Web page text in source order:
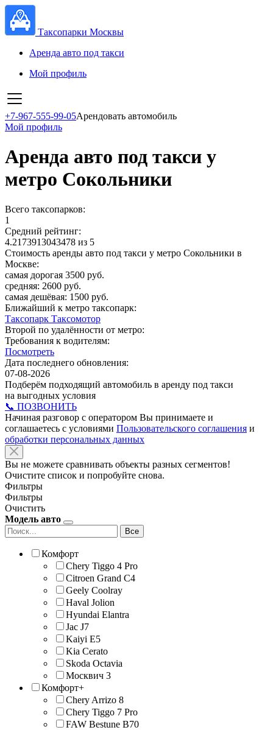
Таксопарки Москвы
Аренда авто под такси
Мой профиль
+7-967-555-99-05Арендовать автомобиль
Мой профиль
Аренда авто под такси у
метро Сокольники
Всего таксопарков:
1
Средний рейтинг:
4.2173913043478 из 5
Стоимость аренды авто под такси у метро Сокольники в
Москве:
самая дорогая 3500 руб.
средняя: 2600 руб.
самая дешёвая: 1500 руб.
Ближайший к метро таксопарк:
Таксопарк Таксомотор
Второй по удалённости от метро:
Требования к водителям:
Посмотреть
Дата последнего обновления:
07-08-2026
Подберём подходящий автомобиль в аренду под такси
на выгодных условия
📞 ПОЗВОНИТЬ
Начиная разговор с оператором Вы принимаете и
соглашаетесь с условиями Пользовательского соглашения и
обработки персональных данных
Вы не можете сравнивать объекты разных сегментов!
Очистите список и попробуйте снова.
Фильтры
Фильтры
Очистить
Модель авто
Все
Комфорт
Chery Tiggo 4 Pro
Citroen Grand C4
Geely Coolray
Haval Jolion
Hyundai Elantra
Jac J7
Kaiyi E5
Kia Cerato
Skoda Octavia
Москвич 3
Комфорт+
Chery Arrizo 8
Chery Tiggo 7 Pro
FAW Bestune B70